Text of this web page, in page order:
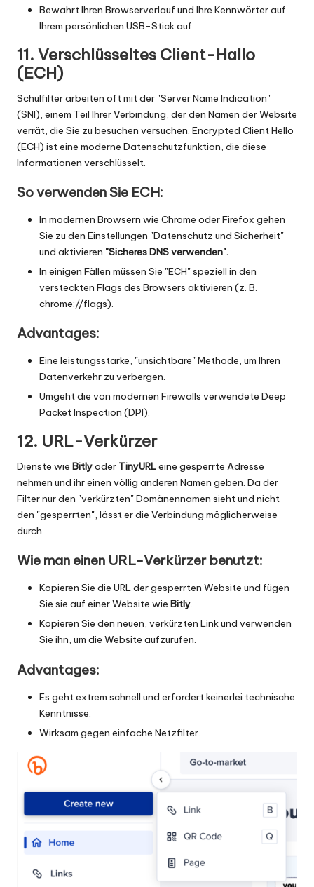
Bewahrt Ihren Browserverlauf und Ihre Kennwörter auf
Ihrem persönlichen USB-Stick auf.
11. Verschlüsseltes Client-Hallo
(ECH)
Schulfilter arbeiten oft mit der "Server Name Indication"
(SNI), einem Teil Ihrer Verbindung, der den Namen der Website
verrät, die Sie zu besuchen versuchen. Encrypted Client Hello
(ECH) ist eine moderne Datenschutzfunktion, die diese
Informationen verschlüsselt.
So verwenden Sie ECH:
In modernen Browsern wie Chrome oder Firefox gehen
Sie zu den Einstellungen "Datenschutz und Sicherheit"
und aktivieren "Sicheres DNS verwenden".
In einigen Fällen müssen Sie "ECH" speziell in den
versteckten Flags des Browsers aktivieren (z. B.
chrome://flags).
Advantages:
Eine leistungsstarke, "unsichtbare" Methode, um Ihren
Datenverkehr zu verbergen.
Umgeht die von modernen Firewalls verwendete Deep
Packet Inspection (DPI).
12. URL-Verkürzer
Dienste wie Bitlyoder TinyURLeine gesperrte Adresse
nehmen und ihr einen völlig anderen Namen geben. Da der
Filter nur den "verkürzten" Domänennamen sieht und nicht
den "gesperrten", lässt er die Verbindung möglicherweise
durch.
Wie man einen URL-Verkürzer benutzt:
Kopieren Sie die URL der gesperrten Website und fügen
Sie sie auf einer Website wie Bitly.
Kopieren Sie den neuen, verkürzten Link und verwenden
Sie ihn, um die Website aufzurufen.
Advantages:
Es geht extrem schnell und erfordert keinerlei technische
Kenntnisse.
Wirksam gegen einfache Netzfilter.